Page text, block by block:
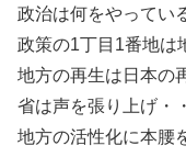
政治は何をやってい
政策の1丁目1番地は
地方の再生は日本の
省は声を張り上げ・・
地方の活性化に本腰